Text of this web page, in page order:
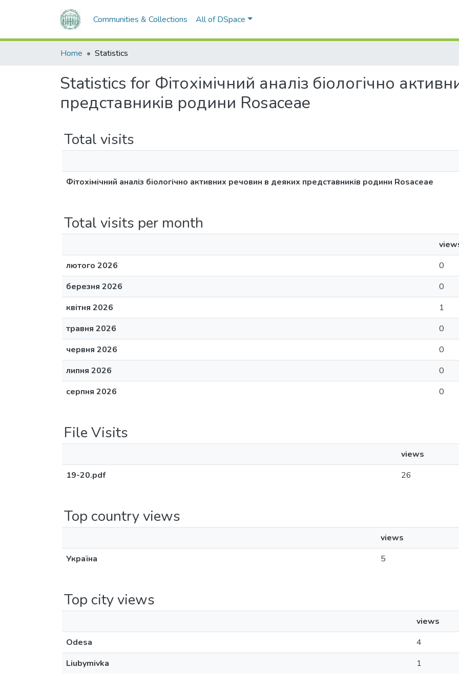
Communities & Collections All of DSpace
Home Statistics
Statistics for Фітохімічний аналіз біологічно
представників родини Rosaceae
Total visits
Фітохімічний аналіз біологічно активних речовин в деяких представників родини Rosaceae
Total visits per month
лютого 2026
0
березня 2026
0
квітня 2026
1
травня 2026
0
червня 2026
0
липня 2026
0
серпня 2026
0
File Visits
views
19-20.pdf
26
Top country views
views
Україна
5
Top city views
views
Odesa
4
Liubymivka
1